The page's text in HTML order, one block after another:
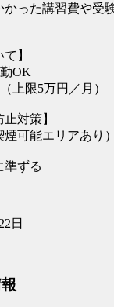
かった講習費や受
】
OK
上限5万円／月）
止対策】
可能エリアあり）
ずる
日